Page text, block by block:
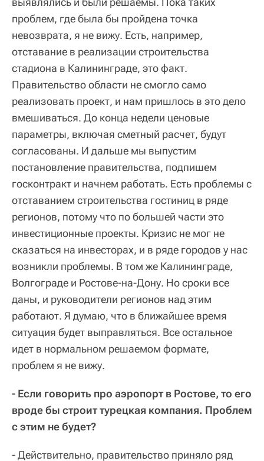
проблем, где была бы пройдена точка
невозврата, я не вижу. Есть, например,
отставание в реализации строительства
стадиона в Калининграде, это факт.
Правительство области не смогло само
реализовать проект, и нам пришлось в это дело
вмешиваться. До конца недели ценовые
параметры, включая сметный расчет, будут
согласованы. И дальше мы выпустим
постановление правительства, подпишем
госконтракт и начнем работать. Есть проблемы с
отставанием строительства гостиниц в ряде
регионов, потому что по большей части это
инвестиционные проекты. Кризис не мог не
сказаться на инвесторах, и в ряде городов у нас
возникли проблемы. В том же Калининграде,
Волгограде и Ростове-на-Дону. Но сроки все
даны, и руководители регионов над этим
работают. Я думаю, что в ближайшее время
ситуация будет выправляться. Все остальное
идет в нормальном решаемом формате,
проблем я не вижу.
- Если говорить про аэропорт в Ростове, то его
вроде бы строит турецкая компания. Проблем
с этим не будет?
- Действительно, правительство приняло ряд